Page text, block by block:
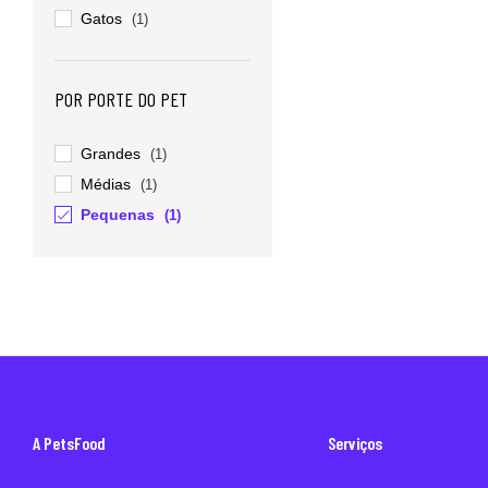
Gatos (1)
POR PORTE DO PET
Grandes (1)
Médias (1)
Pequenas (1)
A PetsFood Serviços